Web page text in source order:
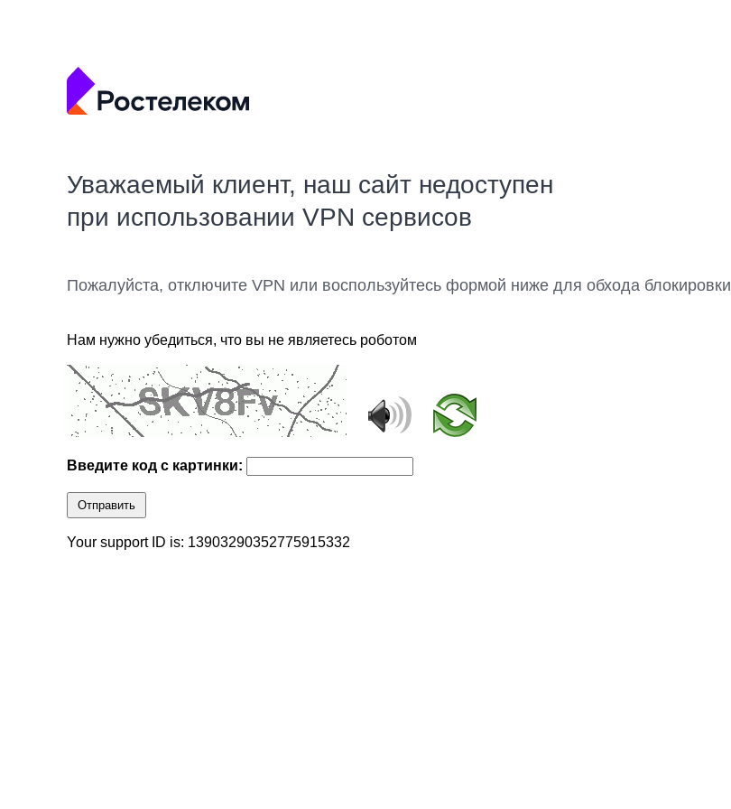
Уважаемый клиент, наш сайт недоступен
при использовании VPN сервисов
Пожалуйста, отключите VPN или воспользуйтесь формой ниже для обхода блокировки
Нам нужно убедиться, что вы не являетесь роботом
Введите код с картинки:
Отправить
Your support ID is: 13903290352775915332